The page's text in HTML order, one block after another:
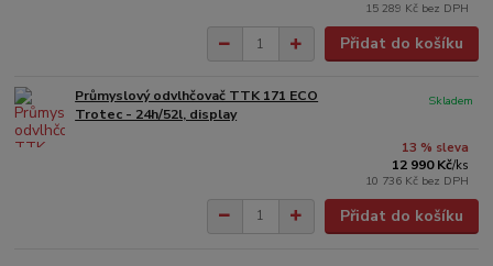
15 289 Kč bez DPH
Přidat do košíku
Průmyslový odvlhčovač TTK 171 ECO
Trotec - 24h/52l, display
13 % sleva
12 990 Kč/ks
10 736 Kč bez DPH
Skladem
Přidat do košíku